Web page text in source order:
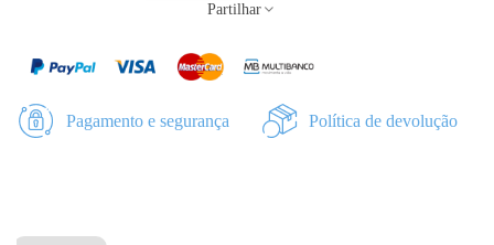
Partilhar
Pagamento e segurança Política de devolução